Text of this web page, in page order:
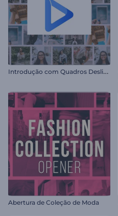
I
ntrodução com Quadros Deslizantes
Abertura de Coleção de Moda